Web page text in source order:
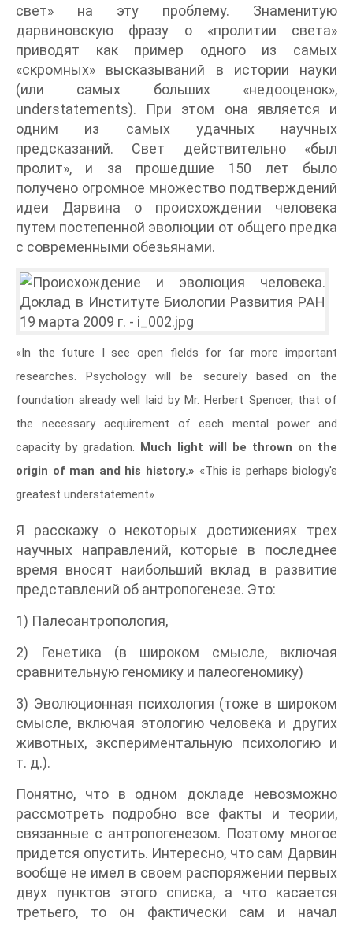
свет» на эту проблему. Знаменитую
дарвиновскую фразу о «пролитии света»
приводят как пример одного из самых
«скромных» высказываний в истории науки
(или самых больших «недооценок»,
understatements). При этом она является и
одним из самых удачных научных
предсказаний. Свет действительно «был
пролит», и за прошедшие 150 лет было
получено огромное множество подтверждений
идеи Дарвина о происхождении человека
путем постепенной эволюции от общего предка
с современными обезьянами.
«In the future I see open fields for far more important
researches. Psychology will be securely based on the
foundation already well laid by Mr. Herbert Spencer, that of
the necessary acquirement of each mental power and
capacity by gradation. Much light will be thrown on the
origin of man and his history.» «This is perhaps biology's
greatest understatement».
Я расскажу о некоторых достижениях трех
научных направлений, которые в последнее
время вносят наибольший вклад в развитие
представлений об антропогенезе. Это:
1) Палеоантропология,
2) Генетика (в широком смысле, включая
сравнительную геномику и палеогеномику)
3) Эволюционная психология (тоже в широком
смысле, включая этологию человека и других
животных, экспериментальную психологию и
т. д.).
Понятно, что в одном докладе невозможно
рассмотреть подробно все факты и теории,
связанные с антропогенезом. Поэтому многое
придется опустить. Интересно, что сам Дарвин
вообще не имел в своем распоряжении первых
двух пунктов этого списка, а что касается
третьего, то он фактически сам и начал